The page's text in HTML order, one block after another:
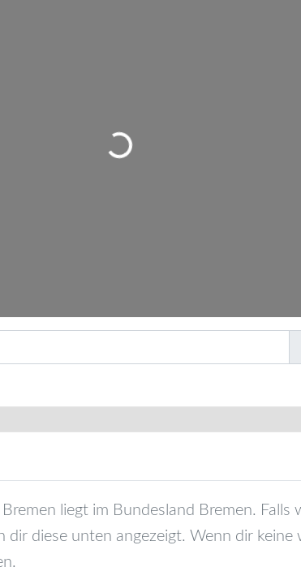
Wird geladen …
Bremen liegt im Bundesland Bremen. Falls
diese unten angezeigt. Wenn dir keine
.